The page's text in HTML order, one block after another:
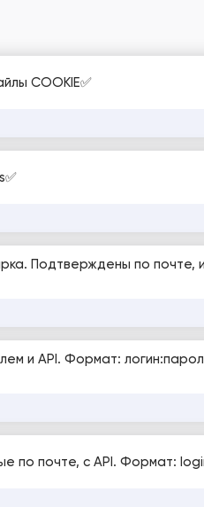
COOKIE✅
Подтверждены по почте,
и API. Формат:
по почте, с API. Формат: